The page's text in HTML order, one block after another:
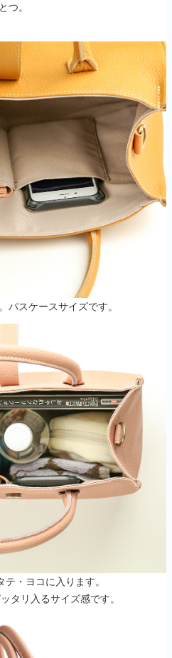
つ。
パスケースサイズです。
・ヨコに入ります。
タリ入るサイズ感です。